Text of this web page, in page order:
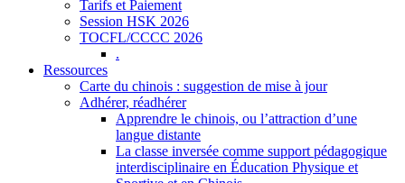
Tarifs et Paiement
Session HSK 2026
TOCFL/CCCC 2026
.
Ressources
Carte du chinois : suggestion de mise à jour
Adhérer, réadhérer
Apprendre le chinois, ou l’attraction d’une
langue distante
La classe inversée comme support pédagogique
interdisciplinaire en Éducation Physique et